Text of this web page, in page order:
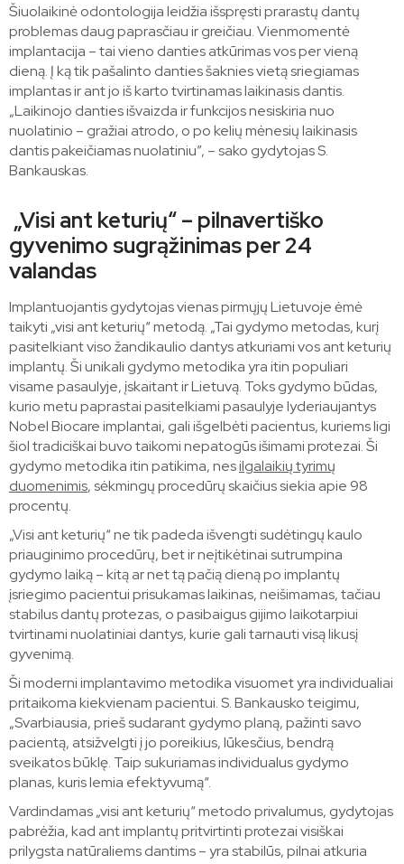
Šiuolaikinė odontologija leidžia išspręsti prarastų dantų
problemas daug paprasčiau ir greičiau. Vienmomentė
implantacija – tai vieno danties atkūrimas vos per vieną
dieną. Į ką tik pašalinto danties šaknies vietą sriegiamas
implantas ir ant jo iš karto tvirtinamas laikinasis dantis.
„Laikinojo danties išvaizda ir funkcijos nesiskiria nuo
nuolatinio – gražiai atrodo, o po kelių mėnesių laikinasis
dantis pakeičiamas nuolatiniu”, – sako gydytojas S.
Bankauskas.
„Visi ant keturių“ – pilnavertiško
gyvenimo sugrąžinimas per 24
valandas
Implantuojantis gydytojas vienas pirmųjų Lietuvoje ėmė
taikyti „visi ant keturių“ metodą. „Tai gydymo metodas, kurį
pasitelkiant viso žandikaulio dantys atkuriami vos ant keturių
implantų. Ši unikali gydymo metodika yra itin populiari
visame pasaulyje, įskaitant ir Lietuvą. Toks gydymo būdas,
kurio metu paprastai pasitelkiami pasaulyje lyderiaujantys
Nobel Biocare implantai, gali išgelbėti pacientus, kuriems ligi
šiol tradiciškai buvo taikomi nepatogūs išimami protezai. Ši
gydymo metodika itin patikima, nesilgalaikių tyrimų
duomenimis, sėkmingų procedūrų skaičius siekia apie 98
procentų.
„Visi ant keturių“ ne tik padeda išvengti sudėtingų kaulo
priauginimo procedūrų, bet ir neįtikėtinai sutrumpina
gydymo laiką – kitą ar net tą pačią dieną po implantų
įsriegimo pacientui prisukamas laikinas, neišimamas, tačiau
stabilus dantų protezas, o pasibaigus gijimo laikotarpiui
tvirtinami nuolatiniai dantys, kurie gali tarnauti visą likusį
gyvenimą.
Ši moderni implantavimo metodika visuomet yra individualiai
pritaikoma kiekvienam pacientui. S. Bankausko teigimu,
„Svarbiausia, prieš sudarant gydymo planą, pažinti savo
pacientą, atsižvelgti į jo poreikius, lūkesčius, bendrą
sveikatos būklę. Taip sukuriamas individualus gydymo
planas, kuris lemia efektyvumą“.
Vardindamas „visi ant keturių“ metodo privalumus, gydytojas
pabrėžia, kad ant implantų pritvirtinti protezai visiškai
prilygsta natūraliems dantims – yra stabilūs, pilnai atkuria